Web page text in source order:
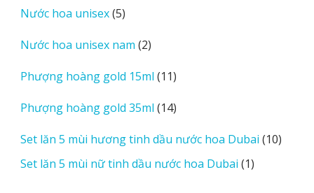
Nước hoa unisex 55
phẩm
Nước hoa unisex nam 22
phẩm
Phượng hoàng gold 15ml 1111
phẩm
Phượng hoàng gold 35ml 1414
phẩm
Set lăn 5 mùi hương tinh dầu nước hoa Dubai 1010
Set lăn 5 mùi nữ tinh dầu nước hoa Dubai 11